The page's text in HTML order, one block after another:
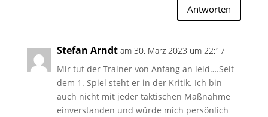
Antworten
Stefan Arndt am 30. März 2023 um 22:17
Mir tut der Trainer von Anfang an leid….Seit
dem 1. Spiel steht er in der Kritik. Ich bin
auch nicht mit jeder taktischen Maßnahme
einverstanden und würde mich persönlich